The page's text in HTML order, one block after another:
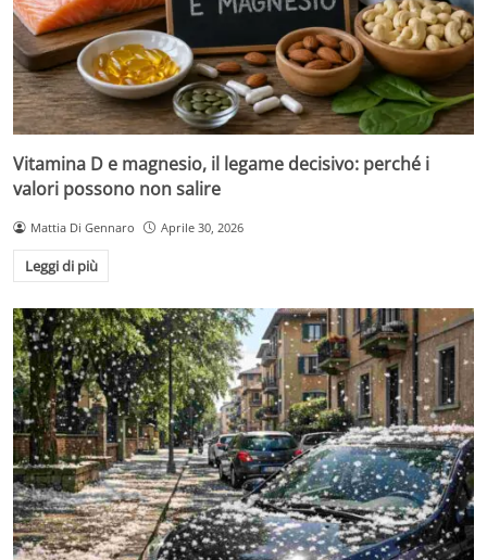
Vitamina D e magnesio, il legame decisivo: perché i
valori possono non salire
Mattia Di Gennaro Aprile 30, 2026
Leggi di più